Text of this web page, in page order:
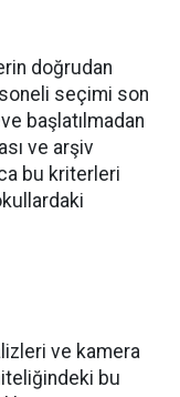
doğrudan
seçimi son
başlatılmadan
ve arşiv
bu kriterleri
ve kamera
bu